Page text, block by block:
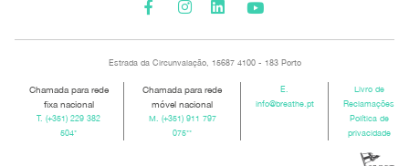
Estrada da Circunvalação, 15687 4100 - 183 Porto
Chamada para rede
fixa nacional
T.(+351) 229 382
504*
Chamada para rede
móvel nacional
M. (+351) 911 797
075**
E.
info@breathe.pt
Livro de
Reclamações
Política de
privacidade